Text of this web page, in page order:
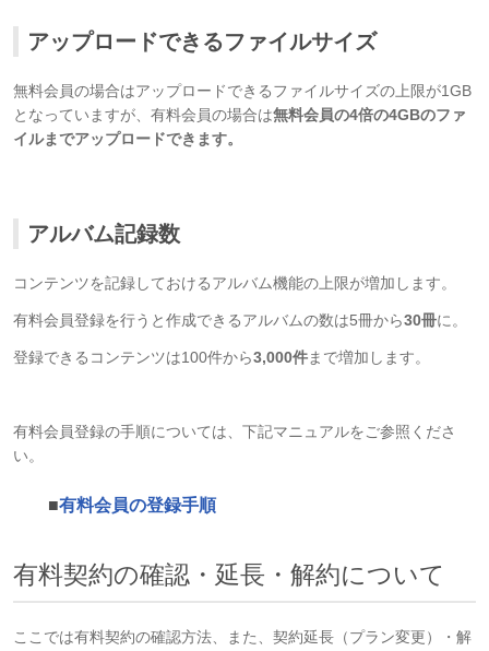
アップロードできるファイルサイズ
無料会員の場合はアップロードできるファイルサイズの上限が1GB
となっていますが、有料会員の場合は無料会員の4倍の4GBのファ
イルまでアップロードできます。
アルバム記録数
コンテンツを記録しておけるアルバム機能の上限が増加します。
有料会員登録を行うと作成できるアルバムの数は5冊から30冊に。
登録できるコンテンツは100件から3,000件まで増加します。
有料会員登録の手順については、下記マニュアルをご参照くださ
い。
■有料会員の登録手順
有料契約の確認・延長・解約について
ここでは有料契約の確認方法、また、契約延長（プラン変更）・解